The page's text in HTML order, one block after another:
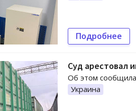
Подробнее
Суд арестовал
Об этом
Украина